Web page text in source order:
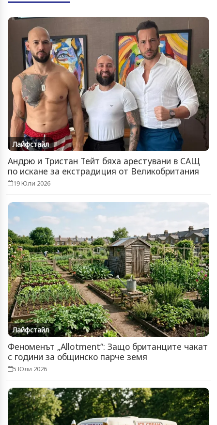
Лайфстайл
Андрю и Тристан Тейт бяха арестувани в САЩ
по искане за екстрадиция от Великобритания
19 Юли 2026
Лайфстайл
Феноменът „Allotment“: Защо британците чакат
с години за общинско парче земя
5 Юли 2026